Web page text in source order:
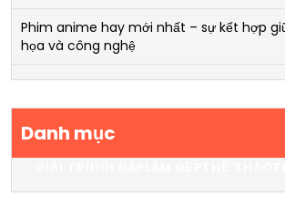
Phim anime hay mới nhất – sự kết hợp
họa và công nghệ
Danh mục